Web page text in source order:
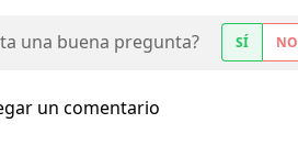
una buena pregunta? SÍ NO
un comentario